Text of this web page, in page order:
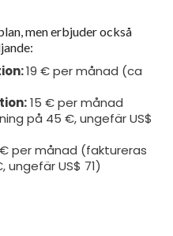
men erbjuder också
19 € per månad (ca
15 € per månad
på 45 €, ungefär US$
per månad (faktureras
US$ 71)